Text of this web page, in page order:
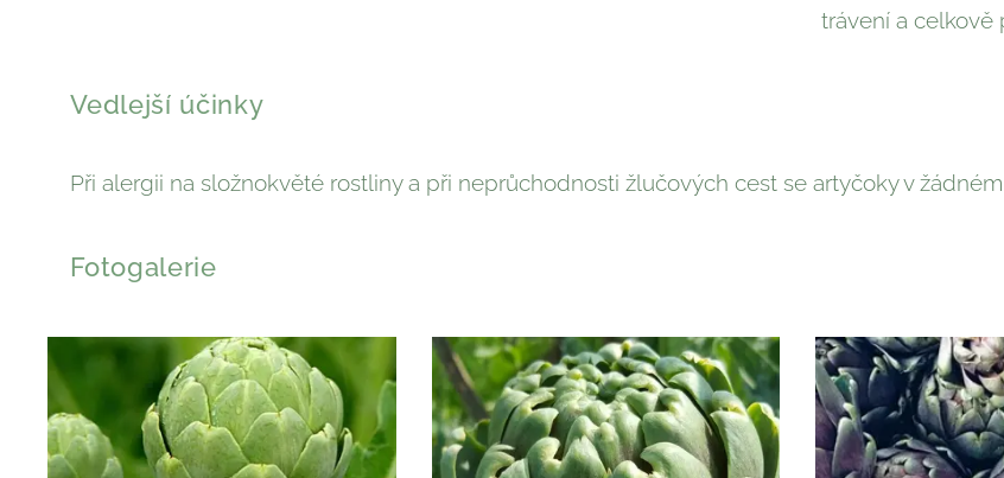
trávení a celkově
Vedlejší účinky
Při alergii na složnokvěté rostliny a při neprůchodnosti žlučových cest se artyčoky v
Fotogalerie